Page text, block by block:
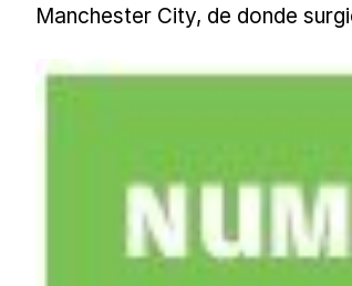
Manchester City, de donde